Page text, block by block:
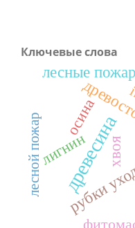
Ключевые слова
древесина
рубки
хвоя
лесные
осина
лигнин
лесной пожар